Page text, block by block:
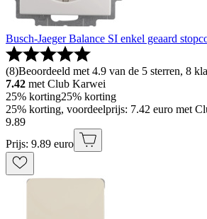
Busch-Jaeger Balance SI enkel geaard
(8)Beoordeeld met 4.9 van de 5 sterren, 8
7.42 met Club Karwei
25% korting25% korting
25% korting, voordeelprijs: 7.42 euro met
9.89
Prijs: 9.89 euro